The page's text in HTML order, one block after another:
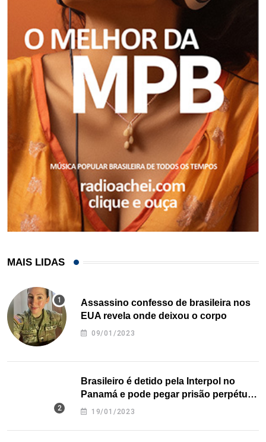
MAIS LIDAS
Assassino confesso de brasileira nos
EUA revela onde deixou o corpo
09/01/2023
Brasileiro é detido pela Interpol no
Panamá e pode pegar prisão perpétua
nos EUA
19/01/2023